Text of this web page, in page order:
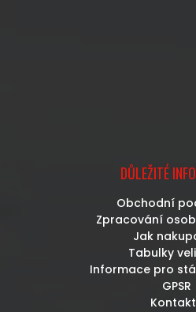
DŮLEŽITÉ
Obchodní
Zpracování
Jak
Tabulky
Informace pro
GPSR